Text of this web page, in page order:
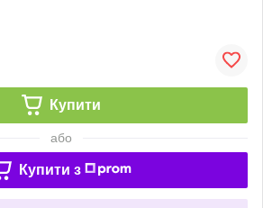
Купити
або
Купити з